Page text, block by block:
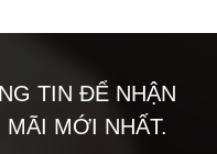
TIN ĐỂ NHẬN
MỚI NHẤT.